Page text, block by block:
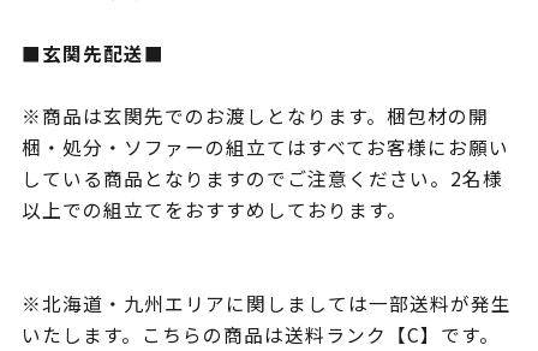
■玄関先配送■
※商品は玄関先でのお渡しとなります。梱包材の開
梱・処分・ソファーの組立てはすべてお客様にお願い
している商品となりますのでご注意ください。2名様
以上での組立てをおすすめしております。
※北海道・九州エリアに関しましては一部送料が発生
いたします。こちらの商品は送料ランク【C】です。